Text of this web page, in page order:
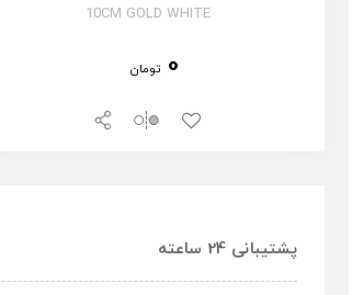
10CM GOLD WHITE
0 تومان
پشتیبانی 24 ساعته